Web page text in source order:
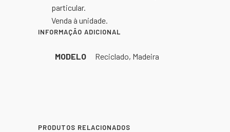
particular.
Venda à unidade.
INFORMAÇÃO ADICIONAL
MODELO Reciclado, Madeira
PRODUTOS RELACIONADOS